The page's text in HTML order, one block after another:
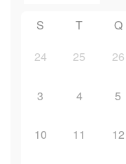
S T Q
24
25 26
3 4 5
10 11 12